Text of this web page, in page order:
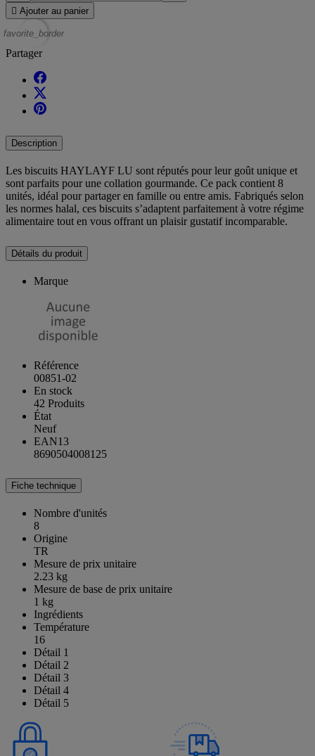
 Ajouter au panier
favorite_border
Partager
Description
Les biscuits HAYLAYF LU sont réputés pour leur goût unique et
sont parfaits pour une collation gourmande. Ce pack contient 8
unités, idéal pour partager en famille ou entre amis. Fabriqués selon
les normes halal, ces biscuits s’adaptent parfaitement à votre régime
alimentaire tout en vous offrant un plaisir gustatif incomparable.
Détails du produit
Marque
Référence
00851-02
En stock
42 Produits
État
Neuf
EAN13
8690504008125
Fiche technique
Nombre d'unités
8
Origine
TR
Mesure de prix unitaire
2.23 kg
Mesure de base de prix unitaire
1 kg
Ingrédients
Température
16
Détail 1
Détail 2
Détail 3
Détail 4
Détail 5